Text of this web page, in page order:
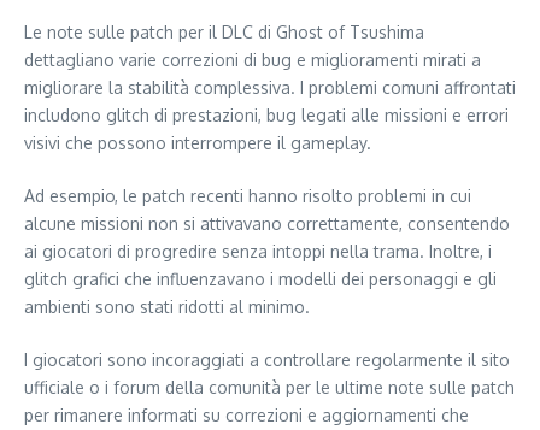
Le note sulle patch per il DLC di Ghost of Tsushima
dettagliano varie correzioni di bug e miglioramenti mirati a
migliorare la stabilità complessiva. I problemi comuni affrontati
includono glitch di prestazioni, bug legati alle missioni e errori
visivi che possono interrompere il gameplay.
Ad esempio, le patch recenti hanno risolto problemi in cui
alcune missioni non si attivavano correttamente, consentendo
ai giocatori di progredire senza intoppi nella trama. Inoltre, i
glitch grafici che influenzavano i modelli dei personaggi e gli
ambienti sono stati ridotti al minimo.
I giocatori sono incoraggiati a controllare regolarmente il sito
ufficiale o i forum della comunità per le ultime note sulle patch
per rimanere informati su correzioni e aggiornamenti che